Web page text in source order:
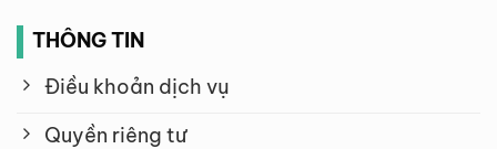
THÔNG TIN
Điều khoản dịch vụ
Quyền riêng tư